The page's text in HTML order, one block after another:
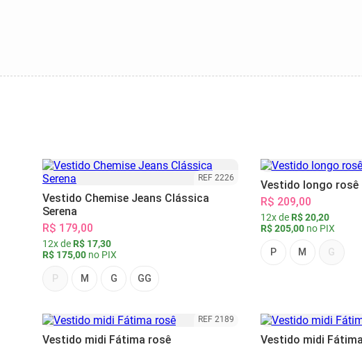
REF 2226
Vestido Chemise Jeans Clássica
Serena
R$ 179,00
12x de R$ 17,30
R$ 175,00 no PIX
P M G GG
Vestido longo rosê
R$ 209,00
12x de R$ 20,20
R$ 205,00no PIX
P M G
REF 2189
Vestido midi Fátima rosê
Vestido midi